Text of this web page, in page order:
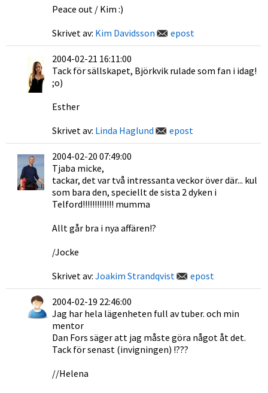
Peace out / Kim :)
Skrivet av: Kim Davidsson epost
2004-02-21 16:11:00
Tack för sällskapet, Björkvik rulade som fan i idag!
;o)
Esther
Skrivet av: Linda Haglund epost
2004-02-20 07:49:00
Tjaba micke,
tackar, det var två intressanta veckor över där... kul
som bara den, speciellt de sista 2 dyken i
Telford!!!!!!!!!!!!! mumma
Allt går bra i nya affären!?
/Jocke
Skrivet av: Joakim Strandqvist epost
2004-02-19 22:46:00
Jag har hela lägenheten full av tuber. och min
mentor
Dan Fors säger att jag måste göra något åt det.
Tack för senast (invigningen) !???
//Helena